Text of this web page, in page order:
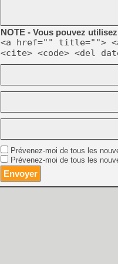
NOTE - Vous pouvez
<a href="" title="">
<cite> <code> <del
Prévenez-moi de tous les
Prévenez-moi de tous les